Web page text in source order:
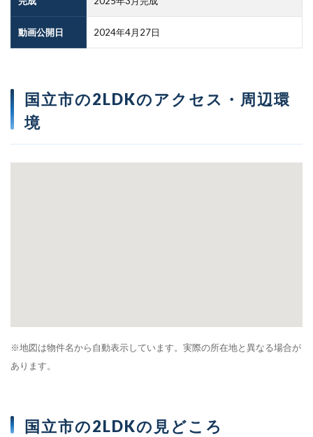
動画公開日 2024年4月27日
国立市の2LDKのアクセス・周辺環
境
※地図は物件名から自動表示しています。実際の所在地と異なる場合が
あります。
国立市の2LDKの見どころ